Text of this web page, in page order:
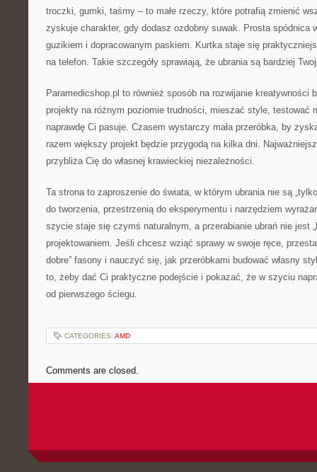
troczki, gumki, taśmy – to małe rzeczy, które potrafią zmienić
zyskuje charakter, gdy dodasz ozdobny suwak. Prosta spódnica
guzikiem i dopracowanym paskiem. Kurtka staje się
na telefon. Takie szczegóły sprawiają, że ubrania są bardziej
Paramedicshop.pl to również sposób na rozwijanie kreatywności
projekty na różnym poziomie trudności, mieszać style, testować
naprawdę Ci pasuje. Czasem wystarczy mała przeróbka, by
razem większy projekt będzie przygodą na kilka dni.
przybliża Cię do własnej krawieckiej niezależności.
Ta strona to zaproszenie do świata, w którym ubrania nie są
do tworzenia, przestrzenią do eksperymentu i narzędziem
szycie staje się czymś naturalnym, a przerabianie ubrań nie jest
projektowaniem. Jeśli chcesz wziąć sprawy w swoje ręce,
dobre” fasony i nauczyć się, jak przeróbkami budować własny
to, żeby dać Ci praktyczne podejście i pokazać, że w szyciu
od pierwszego ściegu.
CATEGORIES: AMD
Comments are closed.